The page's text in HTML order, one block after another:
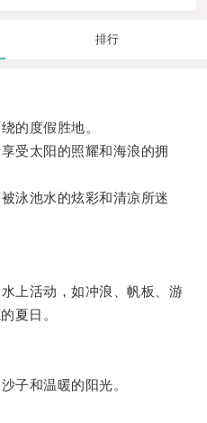
排行
度假胜地。
太阳的照耀和海浪的拥
池水的炫彩和清凉所迷
活动，如冲浪、帆板、游
夏日。
和温暖的阳光。